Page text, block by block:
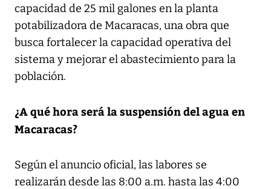
capacidad de 25 mil galones en la planta
potabilizadora de Macaracas, una obra que
busca fortalecer la capacidad operativa del
sistema y mejorar el abastecimiento para la
población.
¿A qué hora será la suspensión del agua en
Macaracas?
Según el anuncio oficial, las labores se
realizarán desde las 8:00 a.m. hasta las 4:00